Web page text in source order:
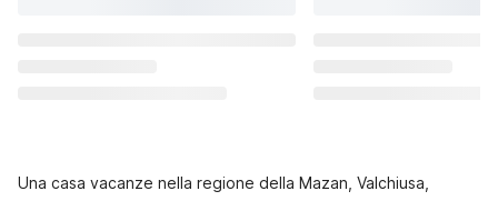
Una casa vacanze nella regione della Mazan, Valchiusa,